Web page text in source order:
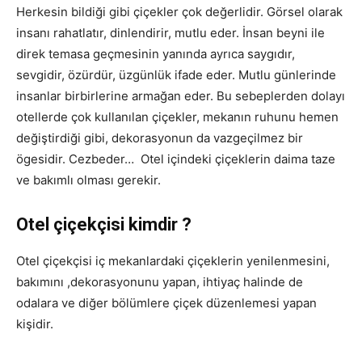
Herkesin bildiği gibi çiçekler çok değerlidir. Görsel olarak
insanı rahatlatır, dinlendirir, mutlu eder. İnsan beyni ile
direk temasa geçmesinin yanında ayrıca saygıdır,
sevgidir, özürdür, üzgünlük ifade eder. Mutlu günlerinde
insanlar birbirlerine armağan eder. Bu sebeplerden dolayı
otellerde çok kullanılan çiçekler, mekanın ruhunu hemen
değiştirdiği gibi, dekorasyonun da vazgeçilmez bir
ögesidir. Cezbeder… Otel içindeki çiçeklerin daima taze
ve bakımlı olması gerekir.
Otel çiçekçisi kimdir ?
Otel çiçekçisi iç mekanlardaki çiçeklerin yenilenmesini,
bakımını ,dekorasyonunu yapan, ihtiyaç halinde de
odalara ve diğer bölümlere çiçek düzenlemesi yapan
kişidir.